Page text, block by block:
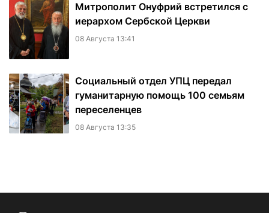
Митрополит Онуфрий встретился с
иерархом Сербской Церкви
08 Августа 13:41
Социальный отдел УПЦ передал
гуманитарную помощь 100 семьям
переселенцев
08 Августа 13:35